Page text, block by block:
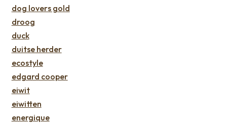
dog lovers gold
droog
duck
duitse herder
ecostyle
edgard cooper
eiwit
eiwitten
energique